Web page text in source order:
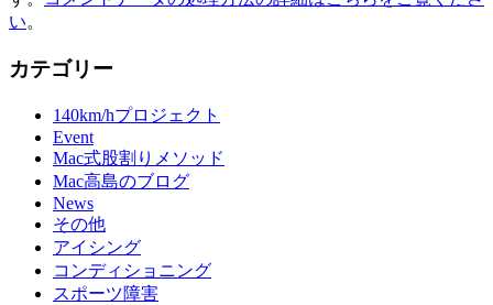
い。
カテゴリー
140km/hプロジェクト
Event
Mac式股割りメソッド
Mac高島のブログ
News
その他
アイシング
コンディショニング
スポーツ障害